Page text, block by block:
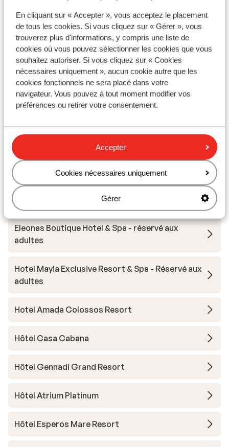
En cliquant sur « Accepter », vous acceptez le placement
de tous les cookies. Si vous cliquez sur « Gérer », vous
trouverez plus d'informations, y compris une liste de
cookies où vous pouvez sélectionner les cookies que vous
souhaitez autoriser. Si vous cliquez sur « Cookies
nécessaires uniquement », aucun cookie autre que les
cookies fonctionnels ne sera placé dans votre
navigateur. Vous pouvez à tout moment modifier vos
préférences ou retirer votre consentement.
Accepter
Cookies nécessaires uniquement
Gérer
Afficher sur la carte
À proximité
Distance de la plage environ 800 mètres
Distance du centre-ville: environ 1,5 kilomètres
Distance de l'aéroport environ 27 kilomètres
Autres hébergements - Rhodes
Hôtel Cabu - réservé aux adultes
Eleonas Boutique Hotel & Spa - réservé aux
adultes
Hotel Mayia Exclusive Resort & Spa - Réservé aux
adultes
Hotel Amada Colossos Resort
Hôtel Casa Cabana
Hôtel Gennadi Grand Resort
Hôtel Atrium Platinum
Hôtel Esperos Mare Resort